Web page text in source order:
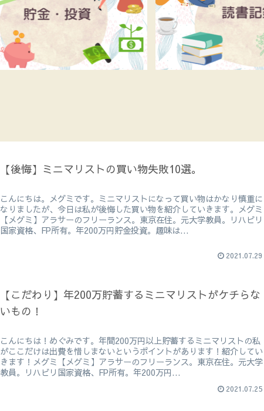
【後悔】ミニマリストの買い物失敗10選。
こんにちは。メグミです。ミニマリストになって買い物はかなり慎重に
なりましたが、今日は私が後悔した買い物を紹介していきます。メグミ
【メグミ】アラサーのフリーランス。東京在住。元大学教員。リハビリ
国家資格、FP所有。年200万円貯金投資。趣味は...
2021.07.29
【こだわり】年200万貯蓄するミニマリストがケチらな
いもの！
こんにちは！めぐみです。年間200万円以上貯蓄するミニマリストの私
がここだけは出費を惜しまないというポイントがあります！紹介してい
きます！メグミ【メグミ】アラサーのフリーランス。東京在住。元大学
教員。リハビリ国家資格、FP所有。年200万円...
2021.07.25